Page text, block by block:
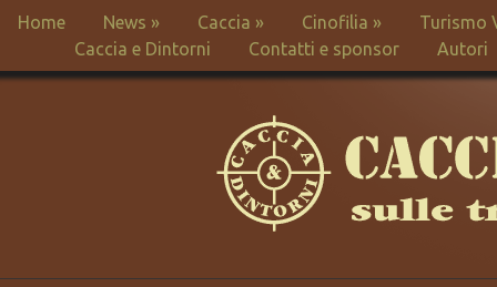
Home News » Caccia » Cinofilia »
Turismo
Caccia e Dintorni
Contatti e sponsor Autori